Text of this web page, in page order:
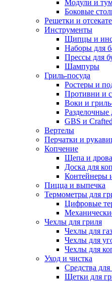
Модули и
Боковые
Решетки и
Инструменты
Щипцы и
Наборы для
Прессы для
Шампуры
Гриль-посуда
Ростеры и
Противни и
Воки и
GBS и
Вертелы
Перчатки и
Копчение
Щепа и дрова
Доска для
Контейнеры
Пицца и выпечка
Термометры для
Цифровые
Чехлы для гриля
Чехлы для
Чехлы для
Чехлы для
Уход и чистка
Средства для
Щетки для